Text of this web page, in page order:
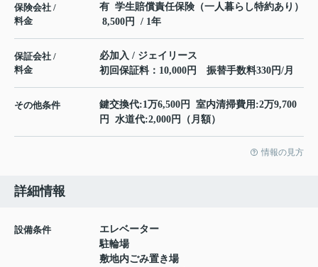
保険会社 /
料金
有 学生賠償責任保険（一人暮らし特約あり）
8,500円 / 1年
保証会社 /
料金
必加入 / ジェイリース
初回保証料：10,000円 振替手数料330円/月
その他条件
鍵交換代:1万6,500円 室内清掃費用:2万9,700
円 水道代:2,000円（月額）
情報の見方
詳細情報
設備条件
エレベーター
駐輪場
敷地内ごみ置き場